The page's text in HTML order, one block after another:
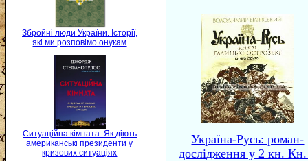
Збройні люди України. Історії,
які ми розповімо онукам
Ситуаційна кімната. Як діють
американські президенти у
кризових ситуаціях
Україна-Русь: роман-
дослідження у 2 кн.